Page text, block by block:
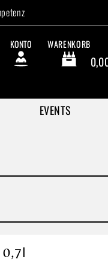
KONTO WARENKORB
Warenkorb
EVENTS